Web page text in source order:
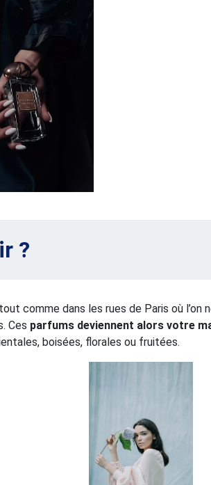
?
comme dans les rues de Paris où l’on
Ces parfums deviennent alors votre
boisées, florales ou fruitées.